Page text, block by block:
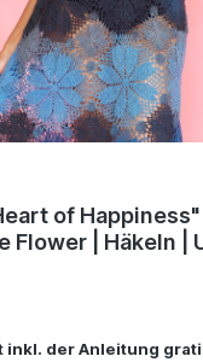
of Happiness" | Wollpaket
mit Lace Flower
inkl. der Anleitung